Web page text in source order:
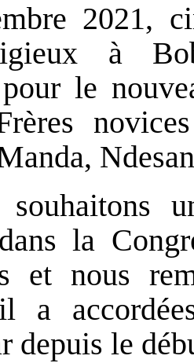
2021,
à
le
souhaitons
la
et nous
a
depuis le